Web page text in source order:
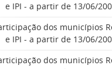
e IPI - a partir de 13/06/
dos municípios
e IPI - a partir de 13/06/
dos municípios